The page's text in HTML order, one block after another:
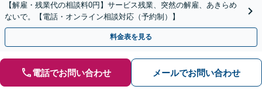
【解雇・残業代の相談料0円】サービス残業、突然の解雇、あきらめ
ないで。【電話・オンライン相談対応（予約制）】
料金表を見る
電話でお問い合わせ メールでお問い合わせ